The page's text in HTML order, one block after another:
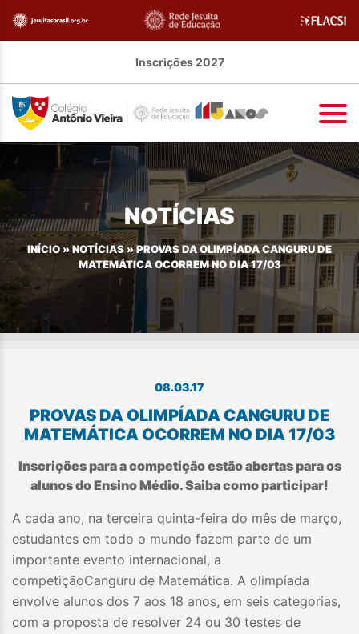
Inscrições 2027
NOTÍCIAS
INÍCIO »NOTÍCIAS»PROVAS DA OLIMPÍADA CANGURU DE
MATEMÁTICA OCORREM NO DIA 17/03
08.03.17
PROVAS DA OLIMPÍADA CANGURU DE
MATEMÁTICA OCORREM NO DIA 17/03
Inscrições para a competição estão abertas para os
alunos do Ensino Médio. Saiba como participar!
A cada ano, na terceira quinta-feira do mês de março,
estudantes em todo o mundo fazem parte de um
importante evento internacional, a
competiçãoCanguru de Matemática. A olimpíada
envolve alunos dos 7 aos 18 anos, em seis categorias,
com a proposta de resolver 24 ou 30 testes de